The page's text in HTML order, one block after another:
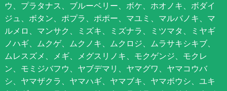
ウ、プラタナス、ブルーベリー、ボケ、ホオノキ、ボダイ
ジュ、ボタン、ポプラ、ポポー、マユミ、マルバノキ、マ
ルメロ、マンサク、ミズキ、ミズナラ、ミツマタ、ミヤギ
ノハギ、ムクゲ、ムクノキ、ムクロジ、ムラサキシキブ、
ムレスズメ、メギ、メグスリノキ、モクゲンジ、モクレ
ン、モミジバフウ、ヤブデマリ、ヤマグワ、ヤマコウバ
シ、ヤマザクラ、ヤマハギ、ヤマブキ、ヤマボウシ、ユキ